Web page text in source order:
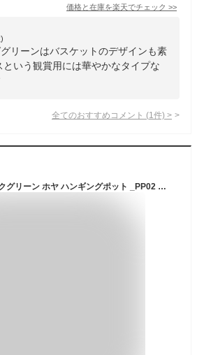
価格と在庫を楽天でチェック >>
リーンはバスケットのデザインも素
いう観賞用には華やかなタイプな
全てのおすすめコメント (1 件) >
Brown. ブラウン フェイクグリーン ホヤ ハンギングポット _PP02 【メッセージカード対応】 フェイクグリーン おしゃれ ハンギング 鉢 人工観葉植物 グリーン インテリア 造花 吊るす ペット